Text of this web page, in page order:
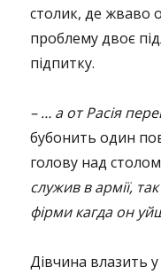
столик, де жваво
проблему двоє
підпитку.
– … а от Расія
бубонить один
голову над
служив в армії,
фірми кагда он
Дівчина влазить